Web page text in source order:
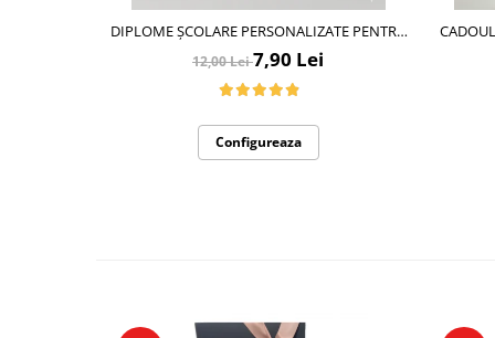
DIPLOME ȘCOLARE PERSONALIZATE PENTRU
ABSOLVENTI DE SCOALA SAU GRADINITA
12,00 Lei7,90 Lei
Configureaza